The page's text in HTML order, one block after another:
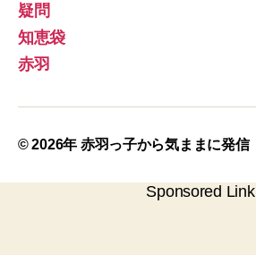
疑問
知恵袋
赤羽
© 2026年 赤羽っ子から気ままに発信
Sponsored Link